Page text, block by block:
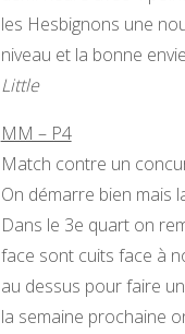
les Hesbignons une
niveau et la bonne
Little
MM – P4
Match contre un
On démarre bien mais
Dans le 3e quart on
face sont cuits face à
au dessus pour faire
la semaine prochaine